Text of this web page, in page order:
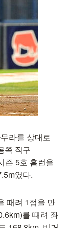
라를 상대로
쪽 직구
즌 5호 홈런을
였다.
때려 1점을 만
를 때려 좌